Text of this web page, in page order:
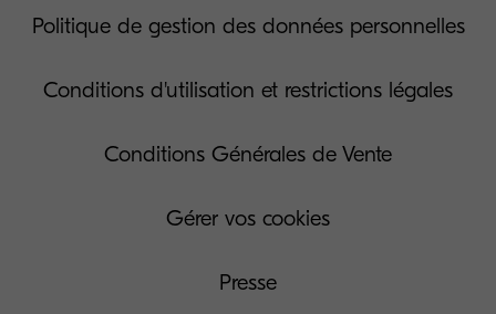
Politique de gestion des données personnelles
Conditions d'utilisation et restrictions légales
Conditions Générales de Vente
Gérer vos cookies
Presse